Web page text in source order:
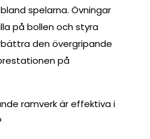
spelarna. Övningar
på bollen och styra
den övergripande
på